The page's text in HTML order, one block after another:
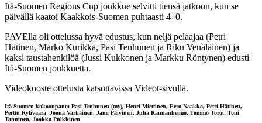
Itä-Suomen Regions Cup joukkue selvitti tiensä jatkoon, kun se
päivällä kaatoi Kaakkois-Suomen puhtaasti 4–0.
PAVElla oli ottelussa hyvä edustus, kun neljä pelaajaa (Petri
Hätinen, Marko Kurikka, Pasi Tenhunen ja Riku Venäläinen) ja
kaksi taustahenkilöä (Jussi Kukkonen ja Markku Röntynen) edusti
Itä-Suomen joukkuetta.
Videokooste ottelusta katsottavissa Videot-sivulla.
Itä-Suomen kokoonpano: Pasi Tenhunen (mv), Henri Miettinen, Eero Naakka, Petri Hätinen,
Perttu Rytivaara, Joona Vartiainen, Jami Päivinen, Juha Rannanheimo, Tommo Toroi, Toni
Tanninen, Jaakko Pulkkinen